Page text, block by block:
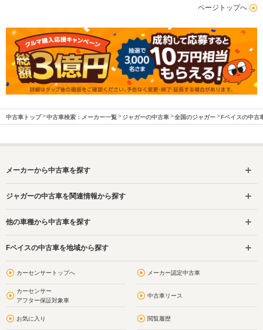
ページトップへ
中古車トップ 中古車検索：メーカー一覧 ジャガーの中古車 全国のジャガー Fペイスの中古
メーカーから中古車を探す
ジャガーの中古車を関連情報から探す
他の車種から中古車を探す
Fペイスの中古車を地域から探す
カーセンサートップへ メーカー認定中古車
カーセンサー
アフター保証対象車
中古車リース
お気に入り 閲覧履歴